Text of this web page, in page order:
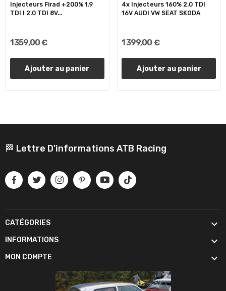
Injecteurs Firad +200% 1.9
TDI I 2.0 TDI 8V...
1 359,00 €
Ajouter au panier
4x Injecteurs 160% 2.0 TDI
16V AUDI VW SEAT SKODA
1 399,00 €
Ajouter au panier
🏁 Lettre D'informations ATB Racing
CATÉGORIES 
INFORMATIONS 
MON COMPTE 